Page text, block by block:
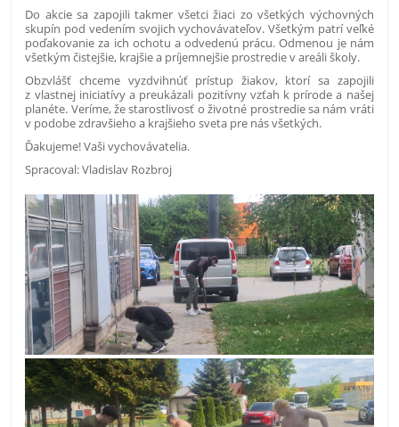
Do akcie sa zapojili takmer všetci žiaci zo všetkých výchovných
skupín pod vedením svojich vychovávateľov. Všetkým patrí veľké
poďakovanie za ich ochotu a odvedenú prácu. Odmenou je nám
všetkým čistejšie, krajšie a príjemnejšie prostredie v areáli školy.
Obzvlášť chceme vyzdvihnúť prístup žiakov, ktorí sa zapojili
z vlastnej iniciatívy a preukázali pozitívny vzťah k prírode a našej
planéte. Veríme, že starostlivosť o životné prostredie sa nám vráti
v podobe zdravšieho a krajšieho sveta pre nás všetkých.
Ďakujeme! Vaši vychovávatelia.
Spracoval: Vladislav Rozbroj